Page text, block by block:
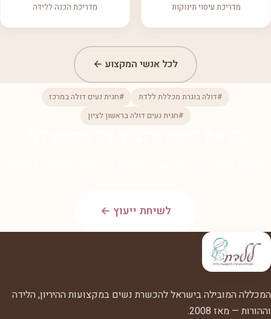
מדריכת עיסוי תינוקות
מדריכת הכנה ללידה
לכל אנשי המקצוע ←
#דולה בוגרת מכללת ללדת
#חגית נעים דולה במרכז
#חגית נעים דולה בראשון לציון
לשיחת ייעוץ ←
המכללה המובילה בישראל להכשרת נשים במקצועות ההיריון, הלידה
וההורות — מאז 2008.